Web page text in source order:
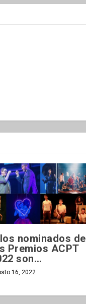
nominados de
Premios ACPT
son…
16, 2022